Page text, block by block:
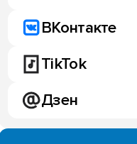
ВКонтакте
TikTok
Дзен